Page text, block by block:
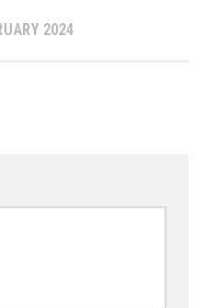
2024